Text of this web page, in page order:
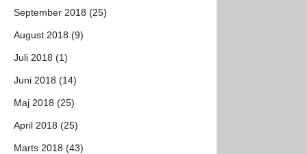
September 2018 (25)
August 2018 (9)
Juli 2018 (1)
Juni 2018 (14)
Maj 2018 (25)
April 2018 (25)
Marts 2018 (43)